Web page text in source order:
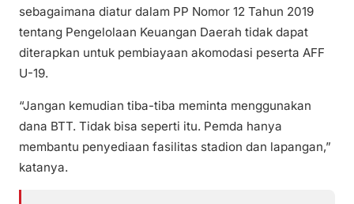
sebagaimana diatur dalam PP Nomor 12 Tahun 2019
tentang Pengelolaan Keuangan Daerah tidak dapat
diterapkan untuk pembiayaan akomodasi peserta AFF
U-19.
“Jangan kemudian tiba-tiba meminta menggunakan
dana BTT. Tidak bisa seperti itu. Pemda hanya
membantu penyediaan fasilitas stadion dan lapangan,”
katanya.